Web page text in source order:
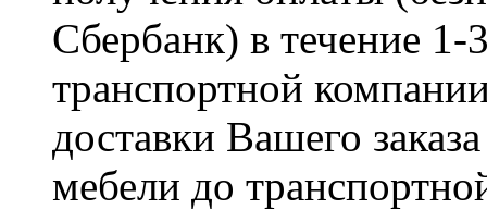
Сбербанк) в течение
транспортной
доставки Вашего
мебели до